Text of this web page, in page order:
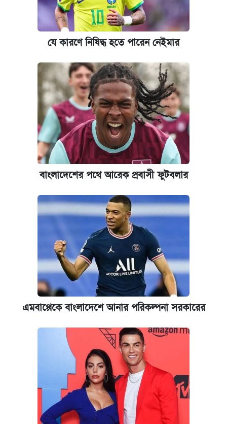
যে কারণে নিষিদ্ধ হতে পারেন নেইমার
বাংলাদেশের পথে আরেক প্রবাসী ফুটবলার
এমবাপ্পেকে বাংলাদেশে আনার পরিকল্পনা সরকারের